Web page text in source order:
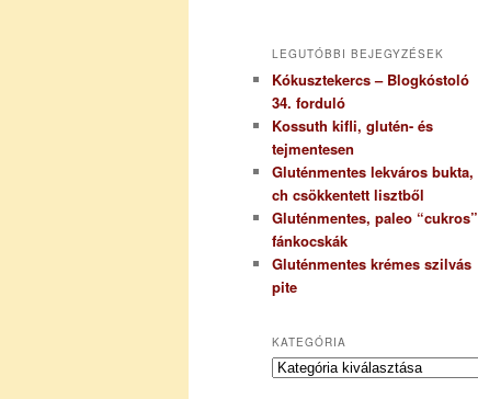
LEGUTÓBBI BEJEGYZÉSEK
Kókusztekercs – Blogkóstoló
34. forduló
Kossuth kifli, glutén- és
tejmentesen
Gluténmentes lekváros bukta,
ch csökkentett lisztből
Gluténmentes, paleo “cukros”
fánkocskák
Gluténmentes krémes szilvás
pite
KATEGÓRIA
K